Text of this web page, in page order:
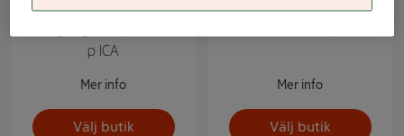
p ICA
Mer info
Välj butik
Mer info
Välj butik